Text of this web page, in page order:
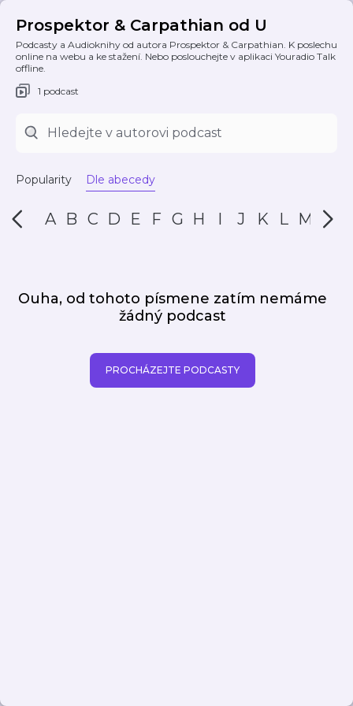
Prospektor & Carpathian od U
Podcasty a Audioknihy od autora Prospektor & Carpathian. K poslechu
online na webu a ke stažení. Nebo poslouchejte v aplikaci Youradio Talk
offline.
1 podcast
Popularity Dle abecedy
A B C D E F G H I J K L M N
Ouha, od tohoto písmene zatím nemáme
žádný podcast
PROCHÁZEJTE PODCASTY